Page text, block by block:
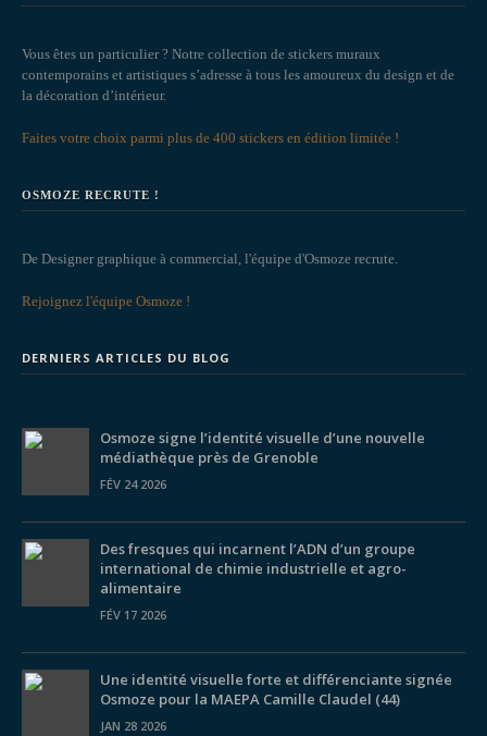
Vous êtes un particulier ? Notre collection de stickers muraux
contemporains et artistiques s’adresse à tous les amoureux du design et de
la décoration d’intérieur.
Faites votre choix parmi plus de 400 stickers en édition limitée !
OSMOZE RECRUTE !
De Designer graphique à commercial, l'équipe d'Osmoze recrute.
Rejoignez l'équipe Osmoze !
DERNIERS ARTICLES DU BLOG
Osmoze signe l’identité visuelle d’une nouvelle
médiathèque près de Grenoble
FÉV 24 2026
Des fresques qui incarnent l’ADN d’un groupe
international de chimie industrielle et agro-
alimentaire
FÉV 17 2026
Une identité visuelle forte et différenciante signée
Osmoze pour la MAEPA Camille Claudel (44)
JAN 28 2026